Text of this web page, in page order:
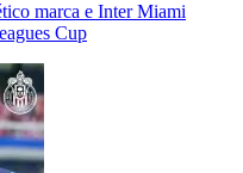
marca e Inter Miami
Cup